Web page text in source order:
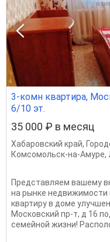
3-комн квартира,
6/10 эт.
35 000 ₽ в месяц
Хабаровский край,
Комсомольск-на-Амуре,
Представляем вашему
на рынке недвижимости
квартиру в доме
Московский пр-т, д 16
семейной жизни!